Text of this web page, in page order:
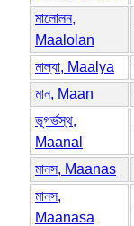
মালোলন,
Maalolan
মাল্যা, Maalya
মান, Maan
ভূগর্ভস্থ,
Maanal
মানস, Maanas
মানস,
Maanasa